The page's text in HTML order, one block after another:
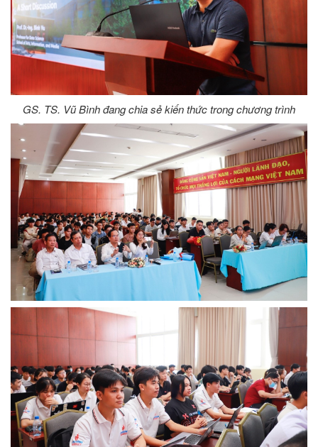
GS. TS. Vũ Bình đang chia sẻ kiến thức trong chương trình